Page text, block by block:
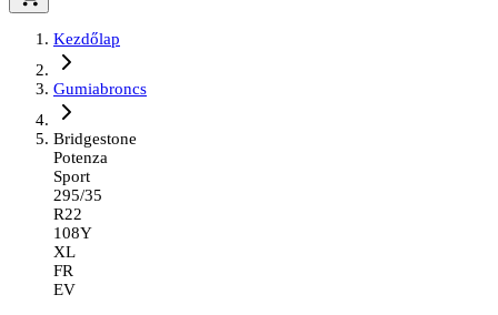
Kezdőlap
Gumiabroncs
Bridgestone
Potenza
Sport
295/35
R22
108Y
XL
FR
EV